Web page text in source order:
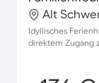
Idyllisches
direktem Zugang